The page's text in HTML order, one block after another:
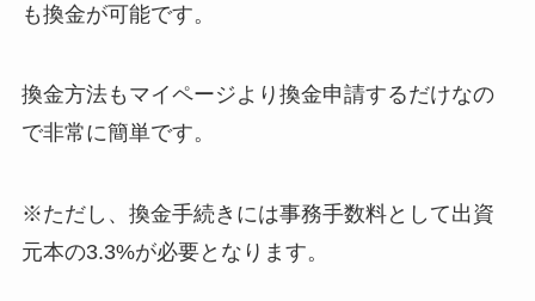
も換金が可能です。
換金方法もマイページより換金申請するだけなの
で非常に簡単です。
※ただし、換金手続きには事務手数料として出資
元本の3.3%が必要となります。